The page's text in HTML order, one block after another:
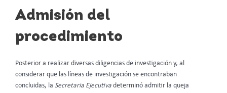
Admisión del
procedimiento
Posterior a realizar diversas diligencias de investigación y, al
considerar que las líneas de investigación se encontraban
concluidas, la Secretaria Ejecutiva determinó admitir la queja